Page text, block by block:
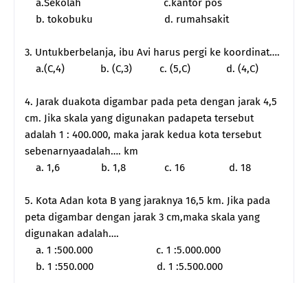
a.Sekolah
c.kantor pos
b. tokobuku
d. rumahsakit
3. Untukberbelanja, ibu Avi harus pergi ke koordinat….
a.(C,4)
b. (C,3) c. (5,C) d. (4,C)
4. Jarak duakota digambar pada peta dengan jarak 4,5
cm. Jika skala yang digunakan padapeta tersebut
adalah 1 : 400.000, maka jarak kedua kota tersebut
sebenarnyaadalah…. km
a. 1,6
b. 1,8 c. 16 d. 18
5. Kota Adan kota B yang jaraknya 16,5 km. Jika pada
peta digambar dengan jarak 3 cm,maka skala yang
digunakan adalah….
a. 1 :500.000
c. 1 :5.000.000
b. 1 :550.000
d. 1 :5.500.000